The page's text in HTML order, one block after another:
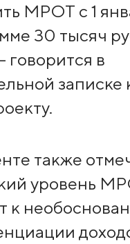
МРОТ с 1
30 тысяч
говорится в
записке
также
уровень
к